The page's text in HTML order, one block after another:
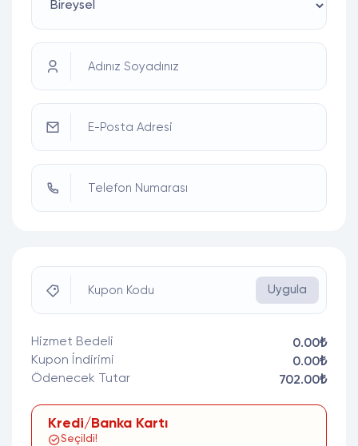
Adınız Soyadınız
E-Posta Adresi
Telefon Numarası
Kupon Kodu Uygula
Hizmet Bedeli
0.00₺
Kupon İndirimi
0.00₺
Ödenecek Tutar
702.00₺
Kredi/Banka Kartı
Seçildi!